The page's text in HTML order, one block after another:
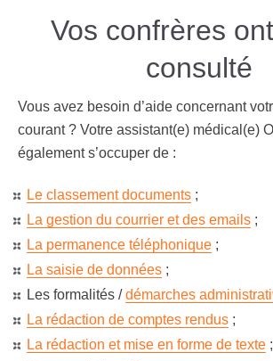
Vos confrères
consulté
Vous avez besoin d’aide concernant
courant ? Votre assistant(e) médical(e)
également s’occuper de :
Le classement documents ;
La gestion du courrier et des emails ;
La permanence téléphonique ;
La saisie de données ;
Les formalités /démarches
La rédaction de comptes rendus ;
La rédaction et mise en forme de texte ;